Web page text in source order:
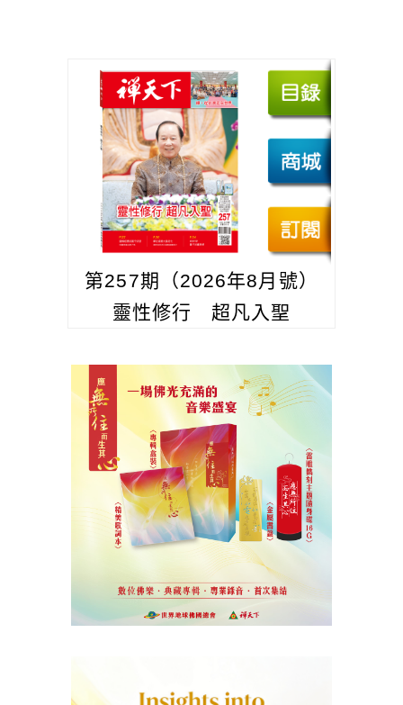
第257期（2026年8月號）
靈性修行 超凡入聖